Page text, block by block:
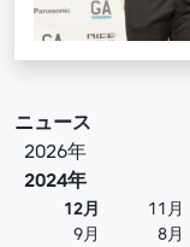
ニュース
2026年
2024年
12月 11月
9月
8月